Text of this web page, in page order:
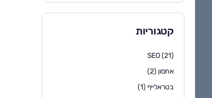
קטגוריות
SEO(21)
אחסון (2)
בטראלייף (1)